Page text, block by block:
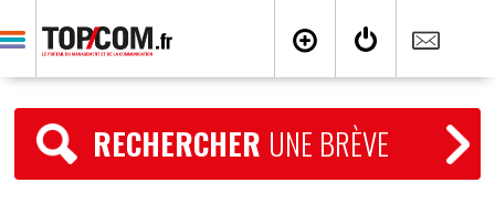
RECHERCHER UNE BRÈVE